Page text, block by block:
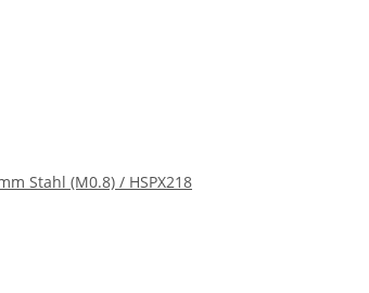
Stahl (M0.8) / HSPX218